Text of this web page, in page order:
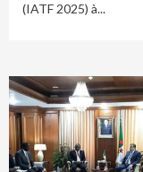
(IATF 2025) à...